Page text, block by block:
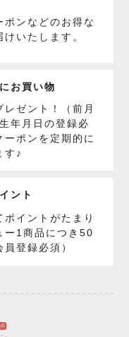
ポンなどのお得な
いたします。
お買い物
ゼント！（前月
年月日の登録必
ーポンを定期的に
す♪
ント
イントがたまり
ー1商品につき50
登録必須）